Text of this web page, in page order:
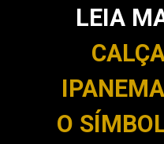
LEIA
O